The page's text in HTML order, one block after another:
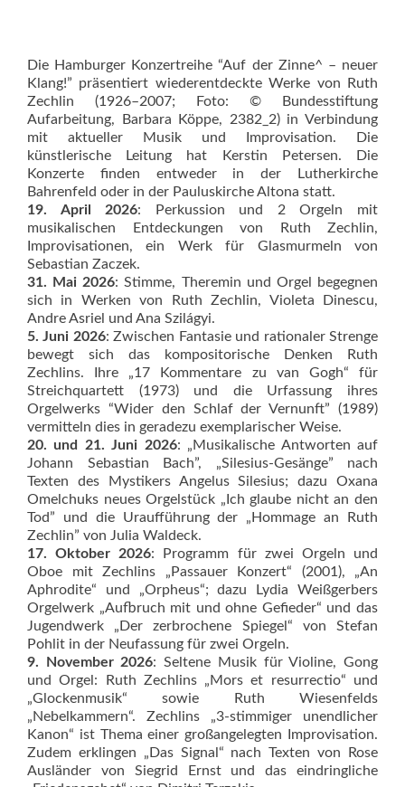
Die Hamburger Konzertreihe “Auf der Zinne^ – neuer
Klang!” präsentiert wiederentdeckte Werke von Ruth
Zechlin (1926–2007; Foto: © Bundesstiftung
Aufarbeitung, Barbara Köppe, 2382_2) in Verbindung
mit aktueller Musik und Improvisation. Die
künstlerische Leitung hat Kerstin Petersen. Die
Konzerte finden entweder in der Lutherkirche
Bahrenfeld oder in der Pauluskirche Altona statt.
19. April 2026: Perkussion und 2 Orgeln mit
musikalischen Entdeckungen von Ruth Zechlin,
Improvisationen, ein Werk für Glasmurmeln von
Sebastian Zaczek.
31. Mai 2026: Stimme, Theremin und Orgel begegnen
sich in Werken von Ruth Zechlin, Violeta Dinescu,
Andre Asriel und Ana Szilágyi.
5. Juni 2026: Zwischen Fantasie und rationaler Strenge
bewegt sich das kompositorische Denken Ruth
Zechlins. Ihre „17 Kommentare zu van Gogh“ für
Streichquartett (1973) und die Urfassung ihres
Orgelwerks “Wider den Schlaf der Vernunft” (1989)
vermitteln dies in geradezu exemplarischer Weise.
20. und 21. Juni 2026: „Musikalische Antworten auf
Johann Sebastian Bach”, „Silesius-Gesänge” nach
Texten des Mystikers Angelus Silesius; dazu Oxana
Omelchuks neues Orgelstück „Ich glaube nicht an den
Tod” und die Uraufführung der „Hommage an Ruth
Zechlin” von Julia Waldeck.
17. Oktober 2026: Programm für zwei Orgeln und
Oboe mit Zechlins „Passauer Konzert“ (2001), „An
Aphrodite“ und „Orpheus“; dazu Lydia Weißgerbers
Orgelwerk „Aufbruch mit und ohne Gefieder“ und das
Jugendwerk „Der zerbrochene Spiegel“ von Stefan
Pohlit in der Neufassung für zwei Orgeln.
9. November 2026: Seltene Musik für Violine, Gong
und Orgel: Ruth Zechlins „Mors et resurrectio“ und
„Glockenmusik“ sowie Ruth Wiesenfelds
„Nebelkammern“. Zechlins „3-stimmiger unendlicher
Kanon“ ist Thema einer großangelegten Improvisation.
Zudem erklingen „Das Signal“ nach Texten von Rose
Ausländer von Siegrid Ernst und das eindringliche